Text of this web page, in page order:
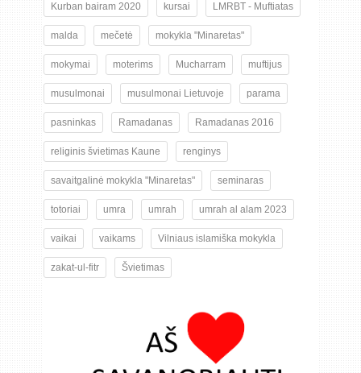
Kurban bairam 2020 kursai LMRBT - Muftiatas
malda mečetė mokykla "Minaretas"
mokymai moterims Mucharram muftijus
musulmonai musulmonai Lietuvoje parama
pasninkas Ramadanas Ramadanas 2016
religinis švietimas Kaune renginys
savaitgalinė mokykla "Minaretas" seminaras
totoriai umra umrah umrah al alam 2023
vaikai vaikams Vilniaus islamiška mokykla
zakat-ul-fitr Švietimas